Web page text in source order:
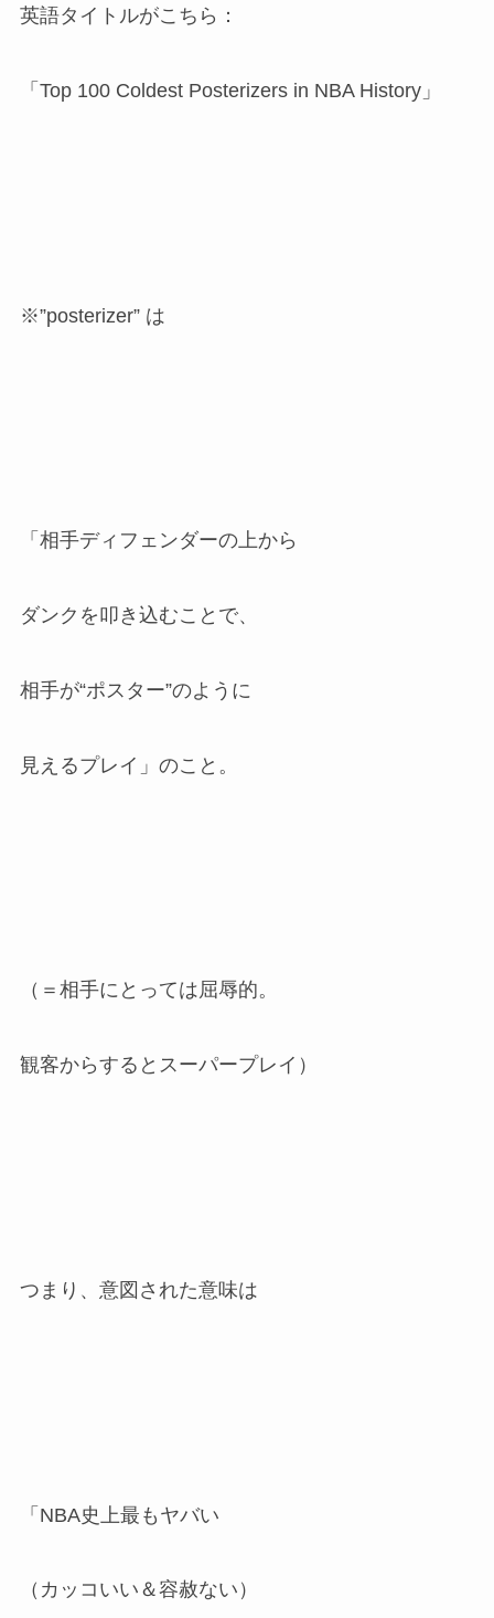
英語タイトルがこちら：
「Top 100 Coldest Posterizers in NBA History」
※”posterizer” は
「相手ディフェンダーの上から
ダンクを叩き込むことで、
相手が“ポスター”のように
見えるプレイ」のこと。
（＝相手にとっては屈辱的。
観客からするとスーパープレイ）
つまり、意図された意味は
「NBA史上最もヤバい
（カッコいい＆容赦ない）